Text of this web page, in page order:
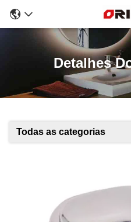
Detalhes
Todas as categorias